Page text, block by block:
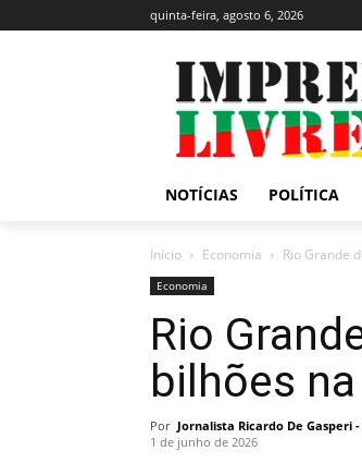
quinta-feira, agosto 6, 2026
NOTÍCIAS POLÍTICA
Início Economia Rio Grande
Economia
Rio
bilhões
Por Jornalista Ricardo De Gasperi
1 de junho de 2026